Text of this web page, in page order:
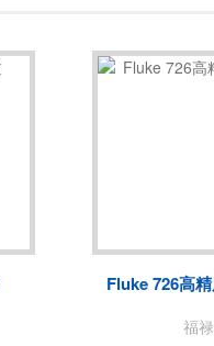
稳科/
费思
Fluke 726高
福